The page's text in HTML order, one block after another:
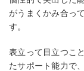
がうまくかみ合っ
す。
表立って目立つこ
たサポート能力で